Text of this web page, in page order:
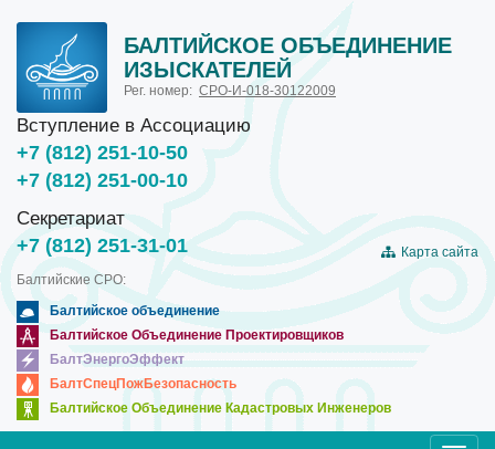
БАЛТИЙСКОЕ ОБЪЕДИНЕНИЕ
ИЗЫСКАТЕЛЕЙ
Рег. номер: СРО-И-018-30122009
Вступление в Ассоциацию
+7 (812) 251-10-50
+7 (812) 251-00-10
Секретариат
+7 (812) 251-31-01
Карта сайта
Балтийские СРО:
Балтийское объединение
Балтийское Объединение Проектировщиков
БалтЭнергоЭффект
БалтСпецПожБезопасность
Балтийское Объединение Кадастровых Инженеров